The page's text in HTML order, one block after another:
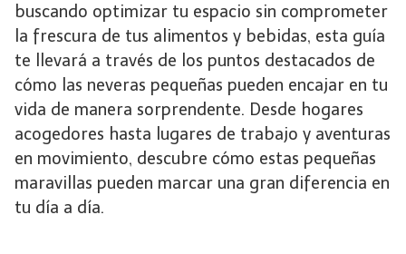
buscando optimizar tu espacio sin comprometer
la frescura de tus alimentos y bebidas, esta guía
te llevará a través de los puntos destacados de
cómo las neveras pequeñas pueden encajar en tu
vida de manera sorprendente. Desde hogares
acogedores hasta lugares de trabajo y aventuras
en movimiento, descubre cómo estas pequeñas
maravillas pueden marcar una gran diferencia en
tu día a día.